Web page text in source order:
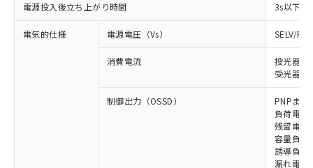
電源投入後立ち上がり時間 3s以下
電気的仕様 電源電圧（Vs） SELV/
消費電流
投光器:
受光器:
制御出力（OSSD）
PNPまた
負荷電流
残留電圧
容量負荷
誘導負荷
漏れ電流